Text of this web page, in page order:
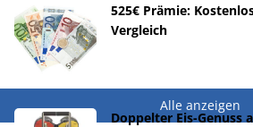
525€ Prämie:
Vergleich
Alle anzeigen
Doppelter Eis-Genuss